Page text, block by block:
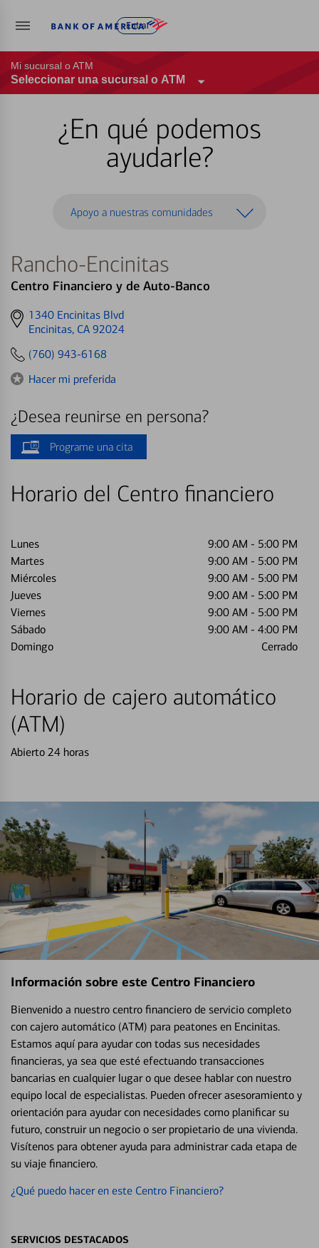
Entrar
Mi sucursal o ATM
Seleccionar una sucursal o ATM
¿En qué podemos
ayudarle?
Apoyo a nuestras comunidades
Rancho-Encinitas
Centro Financiero y de Auto-Banco
Get
directions
1340 Encinitas Blvd
Encinitas, CA 92024
(760) 943-6168
Hacer mi preferida
¿Desea reunirse en persona?
Programe una cita
Horario del Centro financiero
Lunes 9:00 AM - 5:00 PM
Martes
9:00 AM - 5:00 PM
Miércoles
9:00 AM - 5:00 PM
Jueves
9:00 AM - 5:00 PM
Viernes
9:00 AM - 5:00 PM
Sábado
9:00 AM - 4:00 PM
Domingo
Cerrado
Horario de cajero automático
(ATM)
Abierto 24 horas
Información sobre este Centro Financiero
Bienvenido a nuestro centro financiero de servicio completo
con cajero automático (ATM) para peatones en Encinitas.
Estamos aquí para ayudar con todas sus necesidades
financieras, ya sea que esté efectuando transacciones
bancarias en cualquier lugar o que desee hablar con nuestro
equipo local de especialistas. Pueden ofrecer asesoramiento y
orientación para ayudar con necesidades como planificar su
futuro, construir un negocio o ser propietario de una vivienda.
Visítenos para obtener ayuda para administrar cada etapa de
su viaje financiero.
¿Qué puedo hacer en este Centro Financiero?
SERVICIOS DESTACADOS